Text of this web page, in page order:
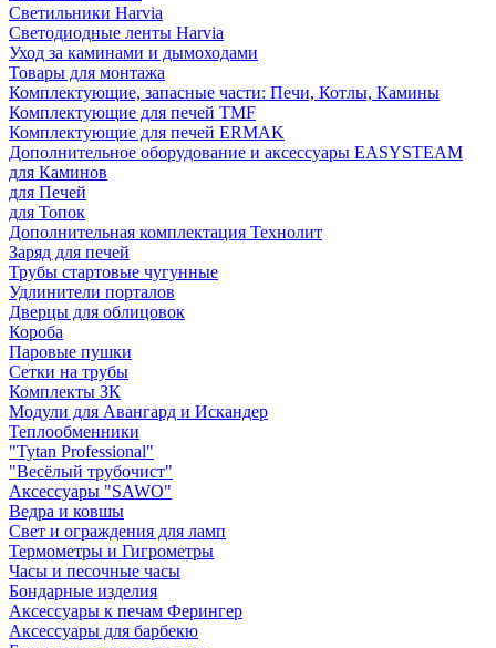
Светильники Harvia
Светодиодные ленты Harvia
Уход за каминами и дымоходами
Товары для монтажа
Комплектующие, запасные части: Печи, Котлы, Камины
Комплектующие для печей TMF
Комплектующие для печей ERMAK
Дополнительное оборудование и аксессуары EASYSTEAM
для Каминов
для Печей
для Топок
Дополнительная комплектация Технолит
Заряд для печей
Трубы стартовые чугунные
Удлинители порталов
Дверцы для облицовок
Короба
Паровые пушки
Сетки на трубы
Комплекты ЗК
Модули для Авангард и Искандер
Теплообменники
"Tytan Professional"
"Весёлый трубочист"
Аксессуары "SAWO"
Ведра и ковшы
Свет и ограждения для ламп
Термометры и Гигрометры
Часы и песочные часы
Бондарные изделия
Аксессуары к печам Ферингер
Аксессуары для барбекю